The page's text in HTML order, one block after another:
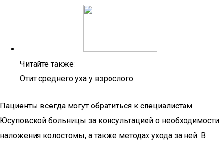
Читайте также:
Отит среднего уха у взрослого
Пациенты всегда могут обратиться к специалистам
Юсуповской больницы за консультацией о необходимости
наложения колостомы, а также методах ухода за ней. В